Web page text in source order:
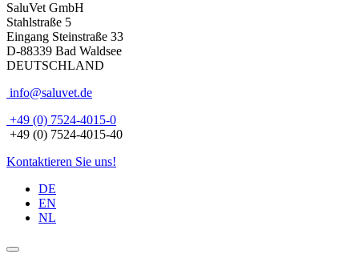
SaluVet GmbH
Stahlstraße 5
Eingang Steinstraße 33
D-88339 Bad Waldsee
DEUTSCHLAND
info@saluvet.de
+49 (0) 7524-4015-0
+49 (0) 7524-4015-40
Kontaktieren Sie uns!
DE
EN
NL